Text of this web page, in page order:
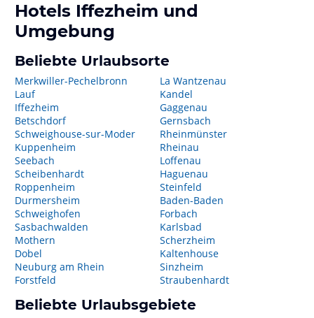
Hotels Iffezheim und
Umgebung
Beliebte Urlaubsorte
Merkwiller-Pechelbronn
Lauf
Iffezheim
Betschdorf
Schweighouse-sur-Moder
Kuppenheim
Seebach
Scheibenhardt
Roppenheim
Durmersheim
Schweighofen
Sasbachwalden
Mothern
Dobel
Neuburg am Rhein
Forstfeld
La Wantzenau
Kandel
Gaggenau
Gernsbach
Rheinmünster
Rheinau
Loffenau
Haguenau
Steinfeld
Baden-Baden
Forbach
Karlsbad
Scherzheim
Kaltenhouse
Sinzheim
Straubenhardt
Beliebte Urlaubsgebiete